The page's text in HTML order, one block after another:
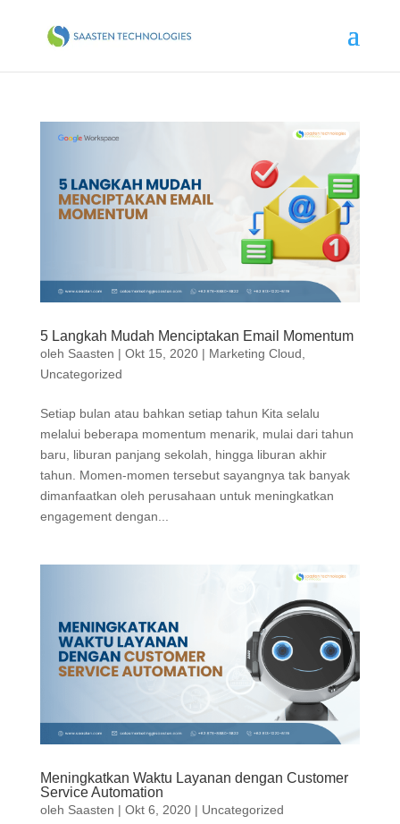
5 Langkah Mudah Menciptakan Email Momentum
oleh Saasten | Okt 15, 2020| Marketing Cloud
Uncategorized
Setiap bulan atau bahkan setiap tahun Kita selalu
melalui beberapa momentum menarik, mulai dari tahun
baru, liburan panjang sekolah, hingga liburan akhir
tahun. Momen-momen tersebut sayangnya tak banyak
dimanfaatkan oleh perusahaan untuk meningkatkan
engagement dengan...
Meningkatkan Waktu Layanan dengan Customer
Service Automation
oleh Saasten | Okt 6, 2020| Uncategorized